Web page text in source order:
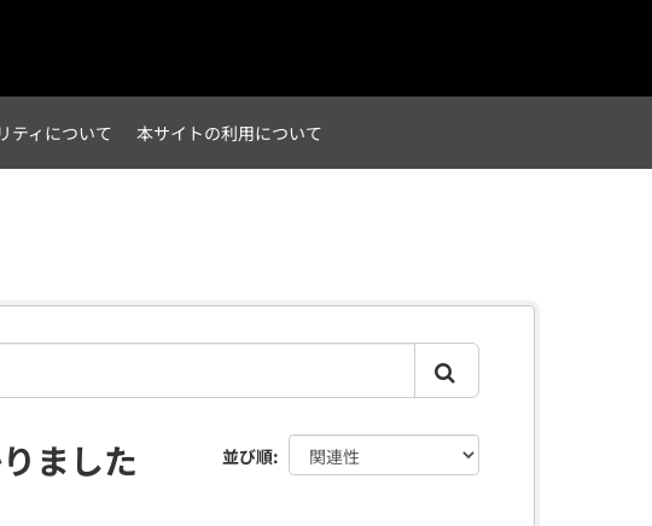
ティについて 本サイトの利用について
並び順
ました